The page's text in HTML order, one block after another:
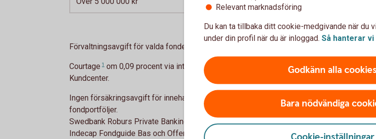
Förvaltningsavgift för valda fonder tillkommer.
Courtage 1 om 0,09 procent via internetbanken och 0,50 procent på bankkontor eller via
Kundcenter.
Ingen försäkringsavgift för innehav överstigande 500 000 kr i följande utvalda
fondportföljer.
Swedbank Roburs Private Banking-portföljer
Indecap Fondguide Bas och Offensiv (Sparbankerna)
Relevant marknadsföring
Du kan ta tillbaka ditt cookie-medgivande när du
under din profil när du är inloggad. Så hanterar vi
Godkänn alla cookies
Bara nödvändiga